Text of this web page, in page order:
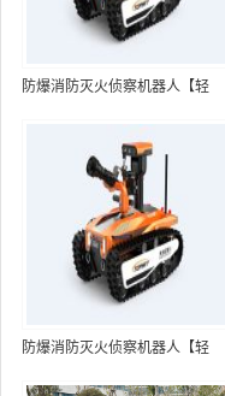
防爆消防灭火侦察机器人【轻
装置+语音控制+跟随功能+5G控
制+水炮跟踪火焰）RXR-
MC80BD（第8代）
防爆消防灭火侦察机器人【轻